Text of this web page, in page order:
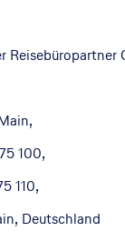
Reisebüropartner
100,
110,
Deutschland